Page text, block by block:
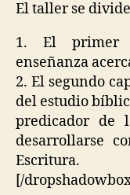
El taller se
1. El primer
enseñanza
2. El segundo
del estudio
predicador de
desarrollarse
Escritura.
[/